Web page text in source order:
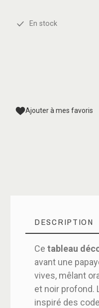
En stock
Ajouter à mes favoris
DESCRIPTION
Ce tableau
avant une
vives, mêlant
et noir profond.
inspiré des